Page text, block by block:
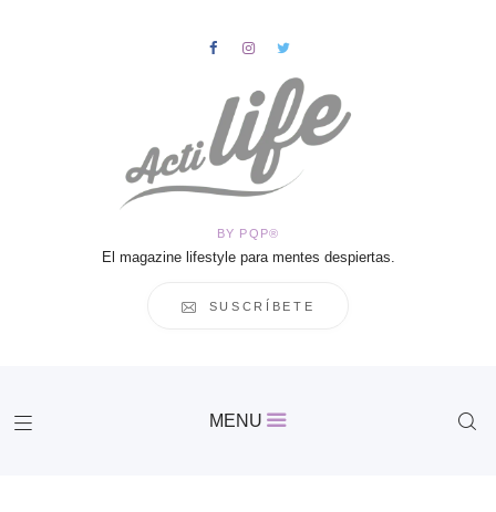
BY PQP®
El magazine lifestyle para mentes despiertas.
SUSCRÍBETE
MENU
HOME
Salud